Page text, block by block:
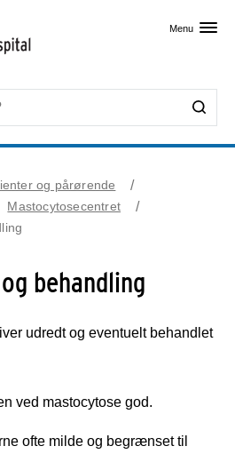
Menu
og pårørende
Mastocytosecentret
behandling
udredt og eventuelt behandlet
ved mastocytose god.
ofte milde og begrænset til